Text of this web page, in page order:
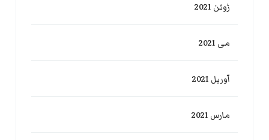
ژوئن 2021
می 2021
آوریل 2021
مارس 2021